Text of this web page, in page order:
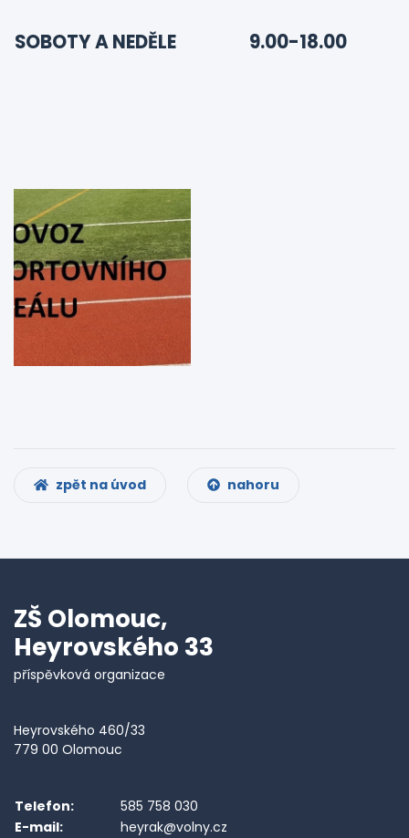
SOBOTY A NEDĚLE 9.00-18.00
zpět na úvod nahoru
ZŠ Olomouc,
Heyrovského 33
příspěvková organizace
Heyrovského 460/33
779 00 Olomouc
Telefon:
585 758 030
E-mail:
heyrak@volny.cz